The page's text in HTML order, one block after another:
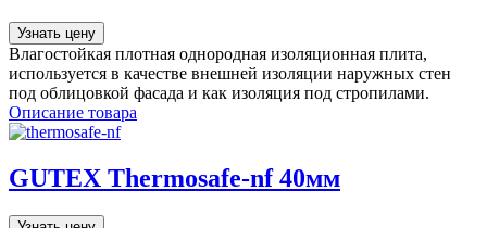
Узнать цену
Влагостойкая плотная однородная изоляционная плита,
используется в качестве внешней изоляции наружных стен
под облицовкой фасада и как изоляция под стропилами.
Описание товара
GUTEX Thermosafe-nf 40мм